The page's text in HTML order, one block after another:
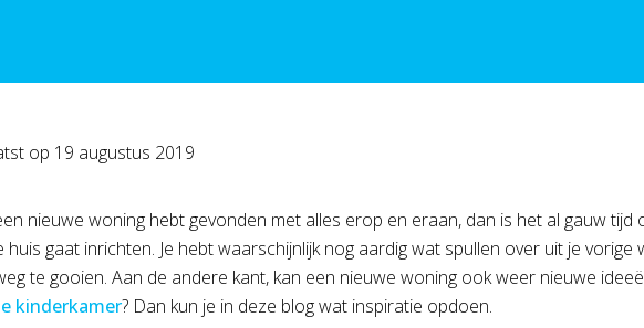
op 19 augustus 2019
nieuwe woning hebt gevonden met alles erop en eraan, dan is het al gauw tijd
huis gaat inrichten. Je hebt waarschijnlijk nog aardig wat spullen over uit je
te gooien. Aan de andere kant, kan een nieuwe woning ook weer nieuwe
kinderkamer? Dan kun je in deze blog wat inspiratie opdoen.